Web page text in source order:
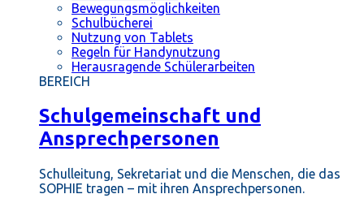
Bewegungsmöglichkeiten
Schulbücherei
Nutzung von Tablets
Regeln für Handynutzung
Herausragende Schülerarbeiten
BEREICH
Schulgemeinschaft und
Ansprechpersonen
Schulleitung, Sekretariat und die Menschen, die das
SOPHIE tragen – mit ihren Ansprechpersonen.